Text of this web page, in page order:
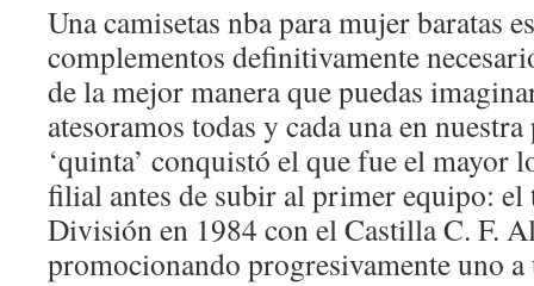
Una camisetas nba para mujer baratas
complementos definitivamente
de la mejor manera que puedas
atesoramos todas y cada una en
‘quinta’ conquistó el que fue el
filial antes de subir al primer equipo: el
División en 1984 con el Castilla C. F.
promocionando progresivamente uno